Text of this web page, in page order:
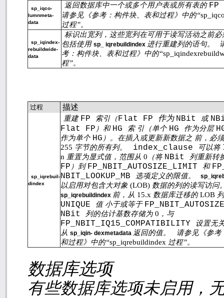
sp_iqco-
lumnmeta-
data
返回数据库中一个或多个用户表或所有表的 FP
请参见《参考：构件块、表和过程》中的“
过程”。
sp_iqindex-
rebuildwide-
data
标识出宽列，这些宽列在可用于读写活动之前
包括使用sp_ iqrebuildindex 进行重建列的语句。
考：构件块、表和过程》中的“
程”。
过程 描述
sp_iqrebuil-
dindex
重建 FP 索引（Flat FP 作为 NBit 或
Flat FP ）和 HG 索 引（单个 HG 作为分层
作为单个 HG ）。在插入或更新新数据之 前，必
255 字节的所有列。 index_clause 可以将
n 重置为显式值，范围从0 （将 NBit列重新转
FP ）到FP_NBIT_AUTOSIZE_LIMIT和
NBIT_LOOKUP_MB选项定义的限值。
以启用对包含大对象(LOB) 数据的列的读写访问
sp_iqrebuildindex 前，从 15.x 数据库迁移的LOB
UNIQUE 值 小于或等于
NBit列的估计基数存储为0 ，与
FP_NBIT_IQ15_COMPATIBILITY
设置无
从sp_iqin- dexmetadata 返回的值。
请参见《参
和过程》中的“sp_iqrebuildindex 过程”。
数据库选项
有些数据库选项未启用，